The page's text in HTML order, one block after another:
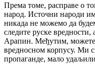
Према томе, расправе о
народ. Источни народи
никада не можемо да
следите руске
Арапин. Међутим, можете
вредносном корпусу. Ми
пропаганде, мало